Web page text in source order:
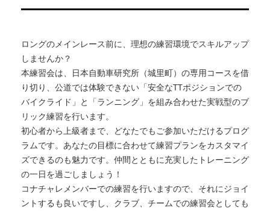
ロングのメインレース前に、理想の練習環境でスキルアップ
しませんか？
本練習会は、日本自動車研究所（城里町）の専用コースを借
り切り、公道では体験できない「安全なTTポジションでの
バイクライド」と「ランニング」を組み合わせた実戦型のブ
リック練習を行います。
初心者から上級者まで、どなたでもご参加いただけるプログ
ラムです。あなたの目標に合わせて練習プランをカスタマイ
ズできるのも魅力です。仲間とともに充実したトレーニング
の一日を過ごしましょう！
コナチャレメンバーでの練習を行いますので、それにジョイ
ントするも良いですし、クラブ、チームでの練習会としても